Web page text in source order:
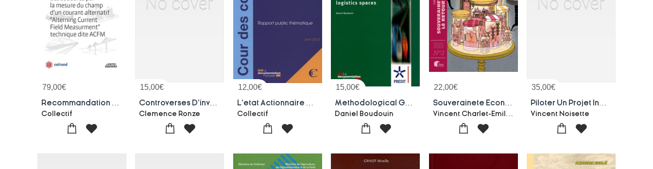
79,00€
Collectif
15,00€
Clemence Ronze
12,00€
Collectif
15,00€
Daniel Boudouin
22,00€ 35,00€
Vincent Noisette